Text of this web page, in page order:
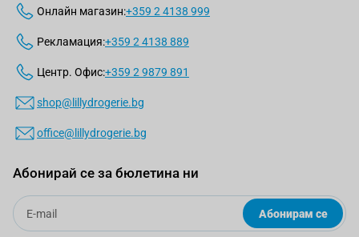
Онлайн магазин:+359 2 4138 999
Рекламация:+359 2 4138 889
Центр. Офис:+359 2 9879 891
shop@lillydrogerie.bg
office@lillydrogerie.bg
Абонирай се за бюлетина ни
Email
Абонирам се